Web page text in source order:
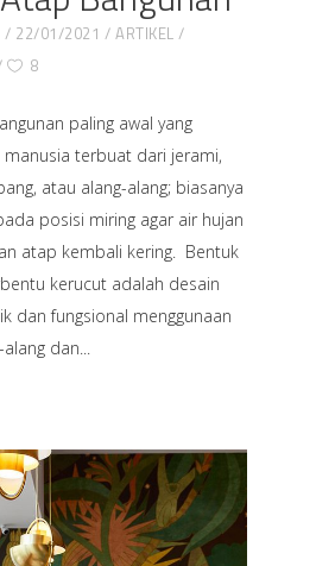
22/01/2021
ARTIKEL
8
paling awal yang
terbuat dari jerami,
atau alang-alang; biasanya
posisi miring agar air hujan
atap kembali kering. Bentuk
kerucut adalah desain
dan fungsional menggunaan
dan